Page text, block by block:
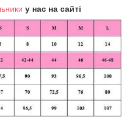
у нас на сайті